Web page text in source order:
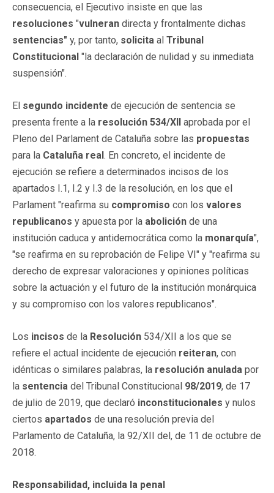
consecuencia, el Ejecutivo insiste en que las
resoluciones "vulneran directa y frontalmente dichas
sentencias" y, por tanto, solicita al Tribunal
Constitucional "la declaración de nulidad y su inmediata
suspensión".
El segundo incidente de ejecución de sentencia se
presenta frente a la resolución 534/XII aprobada por el
Pleno del Parlament de Cataluña sobre las propuestas
para la Cataluña real. En concreto, el incidente de
ejecución se refiere a determinados incisos de los
apartados I.1, I.2 y I.3 de la resolución, en los que el
Parlament "reafirma su compromiso con los valores
republicanos y apuesta por la abolición de una
institución caduca y antidemocrática como la monarquía",
"se reafirma en su reprobación de Felipe VI" y "reafirma su
derecho de expresar valoraciones y opiniones políticas
sobre la actuación y el futuro de la institución monárquica
y su compromiso con los valores republicanos".
Los incisos de la Resolución 534/XII a los que se
refiere el actual incidente de ejecución reiteran, con
idénticas o similares palabras, la resolución anulada por
la sentencia del Tribunal Constitucional 98/2019, de 17
de julio de 2019, que declaró inconstitucionales y nulos
ciertos apartados de una resolución previa del
Parlamento de Cataluña, la 92/XII del, de 11 de octubre de
2018.
Responsabilidad, incluida la penal